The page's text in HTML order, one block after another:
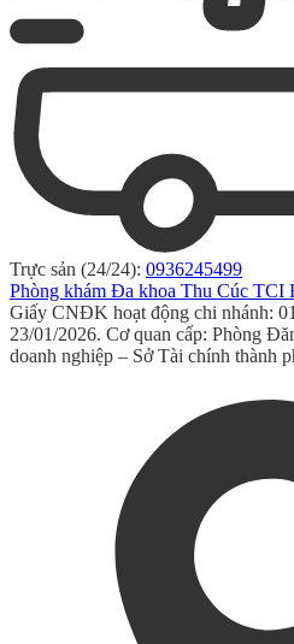
Trực sản (24/24): 0936245499
Phòng khám Đa khoa Thu Cúc TCI
Giấy CNĐK hoạt động chi nhánh:
23/01/2026. Cơ quan cấp: Phòng
doanh nghiệp – Sở Tài chính thành